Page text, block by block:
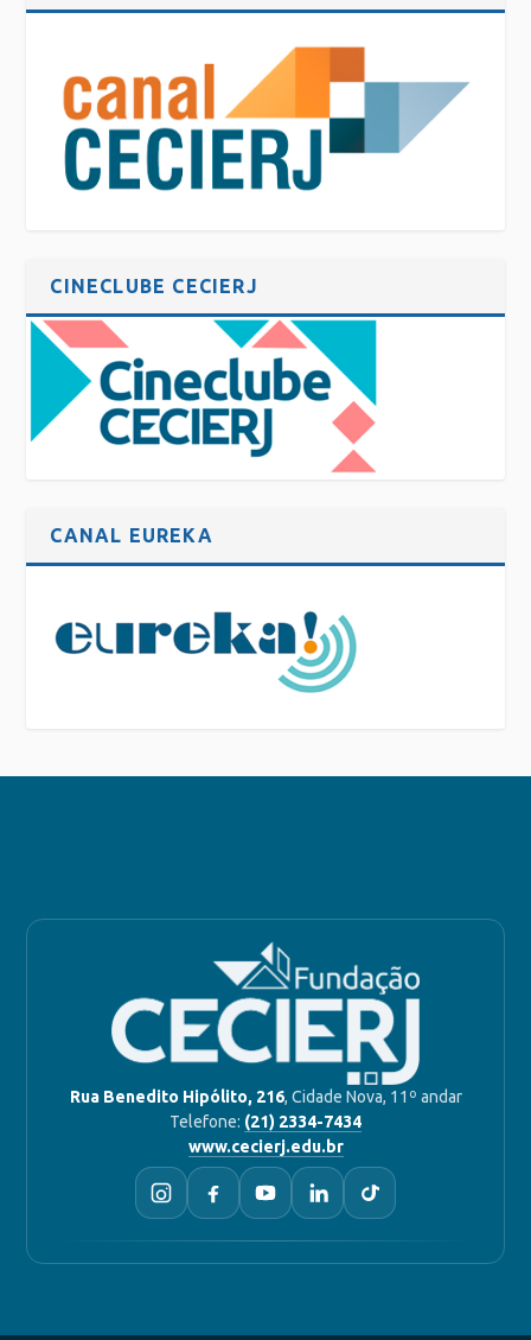
CINECLUBE CECIERJ
CANAL EUREKA
Rua Benedito Hipólito, 216, Cidade Nova, 11º andar
Telefone: (21) 2334-7434
www.cecierj.edu.br